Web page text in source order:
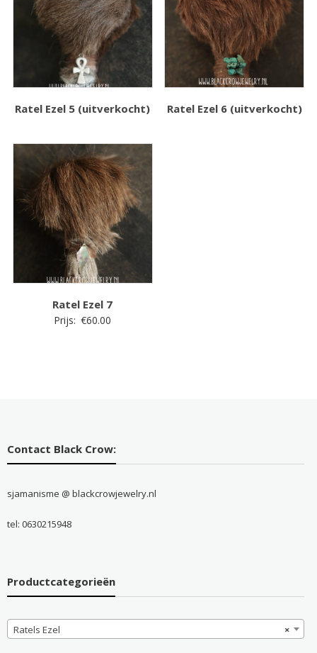
Ratel Ezel 5 (uitverkocht) Ratel Ezel 6 (uitverkocht)
Ratel Ezel 7
Prijs: €60.00
Contact Black Crow:
sjamanisme @ blackcrowjewelry.nl
tel: 0630215948
Productcategorieën
×
Ratels Ezel